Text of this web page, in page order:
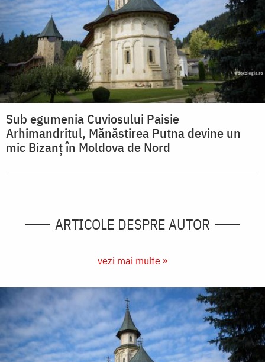
Sub egumenia Cuviosului Paisie
Arhimandritul, Mănăstirea Putna devine un
mic Bizanț în Moldova de Nord
ARTICOLE DESPRE AUTOR
vezi mai multe »